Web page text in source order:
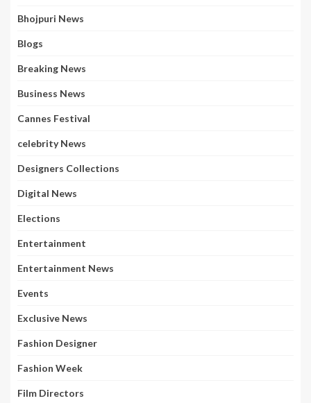
Bhojpuri News
Blogs
Breaking News
Business News
Cannes Festival
celebrity News
Designers Collections
Digital News
Elections
Entertainment
Entertainment News
Events
Exclusive News
Fashion Designer
Fashion Week
Film Directors